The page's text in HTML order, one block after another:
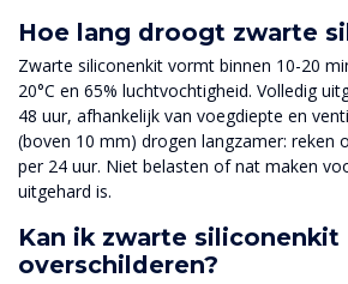
Hoe lang droogt zwarte
Zwarte siliconenkit vormt binnen 10-20
20°C en 65% luchtvochtigheid. Volledig
48 uur, afhankelijk van voegdiepte en
(boven 10 mm) drogen langzamer: reken
per 24 uur. Niet belasten of nat maken
uitgehard is.
Kan ik zwarte siliconenkit
overschilderen?